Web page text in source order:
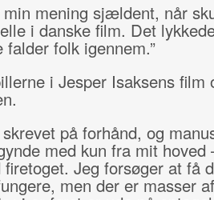
min mening sjældent, når
i danske film. Det
falder folk igennem.”
i Jesper Isaksens film
på forhånd, og
med kun fra mit hoved
Jeg forsøger at få
men der er masser af